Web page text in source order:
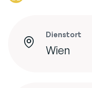
Dienstort
Wien